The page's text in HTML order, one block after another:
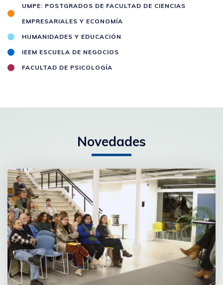
UMPE: POSTGRADOS DE FACULTAD DE CIENCIAS
EMPRESARIALES Y ECONOMÍA
HUMANIDADES Y EDUCACIÓN
IEEM ESCUELA DE NEGOCIOS
FACULTAD DE PSICOLOGÍA
Novedades